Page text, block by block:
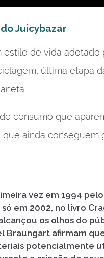
Juicybazar
de vida
última etapa
consumo que
ainda conseguem
vez em 1994
em 2002, no livro
os olhos do
Braungart afirmam
potencialmente